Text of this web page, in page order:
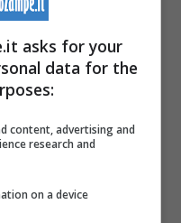
il loro
anche un litigio
persone accorse
asks for your
data for the
content, advertising and
research and
on a device